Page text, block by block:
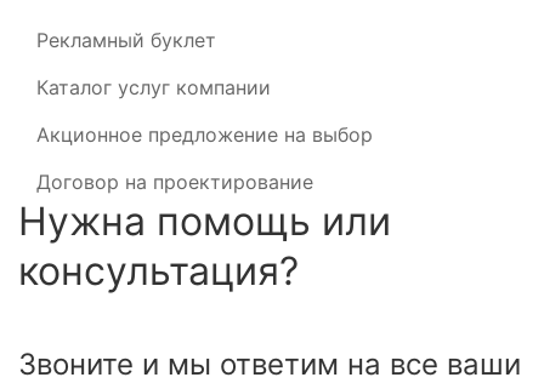
Рекламный буклет
Каталог услуг компании
Акционное предложение на выбор
Договор на проектирование
Нужна помощь или
консультация?
Звоните и мы ответим на все ваши